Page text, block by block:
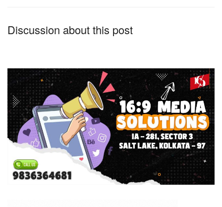
Discussion about this post